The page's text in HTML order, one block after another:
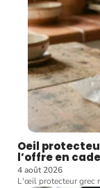
Oeil
l’offre en
4 août 2026
L'œil protecteur grec